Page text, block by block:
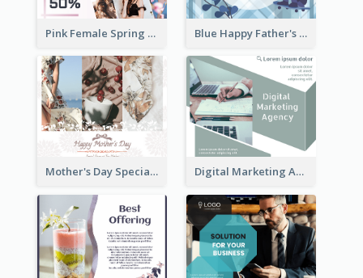
Pink Female Spring Fashion Facebook Post Design Blue Happy Father's Day Facebook Post
Mother's Day Special Sale Orange Facebook Post Digital Marketing Agency Green Facebook Post